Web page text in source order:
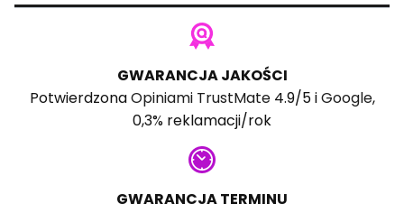
GWARANCJA JAKOŚCI
PotwierdzonaOpiniami TrustMate4.9/5 iGoogle,
0,3% reklamacji/rok
GWARANCJA TERMINU